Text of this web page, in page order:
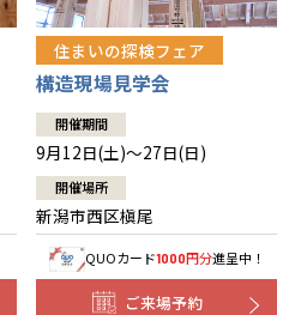
住まいの探検フェア
構造現場見学会
開催期間
9月12日(土)～27日(日)
開催場所
新潟市西区槇尾
QUOカード1000円分進呈中！
ご来場予約